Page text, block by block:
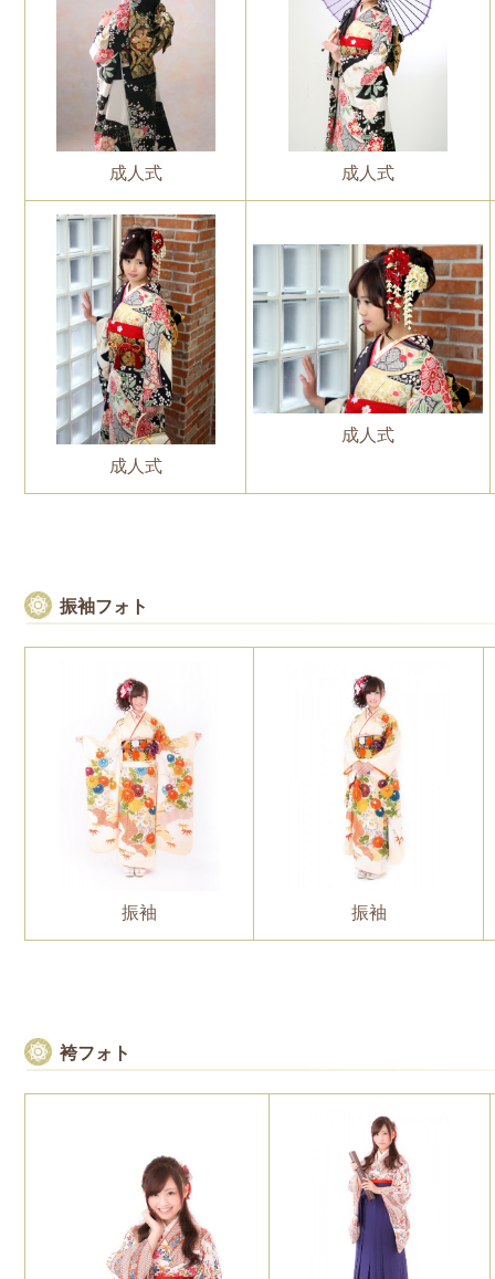
成人式 成人式
成人式
成人式
振袖フォト
振袖 振袖
袴フォト